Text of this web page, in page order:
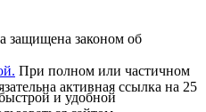
защищена законом об
При полном или частичном
активная ссылка на 25
и удобной